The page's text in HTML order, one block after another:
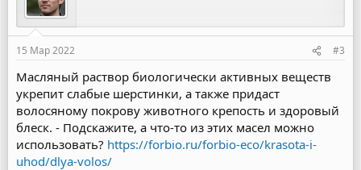
15 Мар 2022 #3
Масляный раствор биологически активных веществ
укрепит слабые шерстинки, а также придаст
волосяному покрову животного крепость и здоровый
блеск. - Подскажите, а что-то из этих масел можно
использовать? https://forbio.ru/forbio-eco/krasota-i-
uhod/dlya-volos/